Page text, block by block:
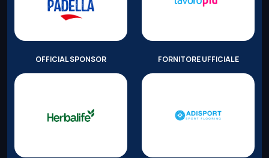
OFFICIAL SPONSOR FORNITORE UFFICIALE